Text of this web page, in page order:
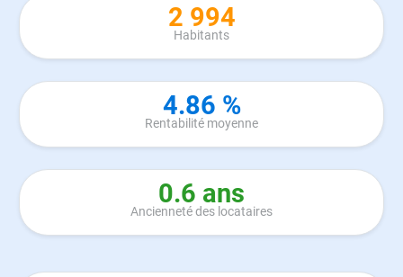
2 994
Habitants
4.86 %
Rentabilité moyenne
0.6 ans
Ancienneté des locataires